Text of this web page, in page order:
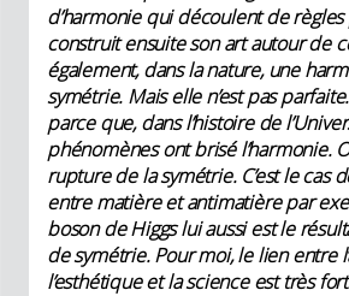
d’harmonie qui découlent de
construit ensuite son art autour de
également, dans la nature, une
symétrie. Mais elle n’est pas
parce que, dans l’histoire de
phénomènes ont brisé l’harmonie.
rupture de la symétrie. C’est le cas
entre matière et antimatière par
boson de Higgs lui aussi est le
de symétrie. Pour moi, le lien entre
l’esthétique et la science est très